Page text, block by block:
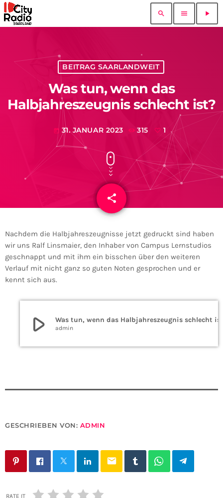
search menu play_arrow
BEITRAG SAARLANDWEIT
Was tun, wenn das
Halbjahreszeugnis schlecht ist?
today 31. JANUAR 2023 315 1
share
email
Nachdem die Halbjahreszeugnisse jetzt gedruckt sind haben
wir uns Ralf Linsmaier, den Inhaber von Campus Lernstudios
geschnappt und mit ihm ein bisschen über den weiteren
Verlauf mit nicht ganz so guten Noten gesprochen und er
kennt sich aus.
play_arrow admin
GESCHRIEBEN VON: ADMIN
email
RATE IT